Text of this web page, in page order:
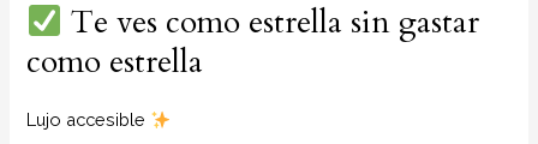
Te ves como estrella sin gastar
como estrella
Lujo accesible